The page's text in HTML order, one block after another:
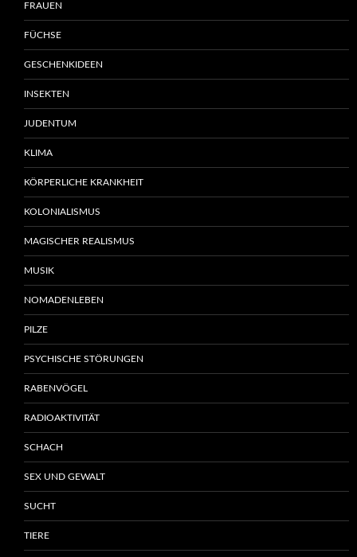
FRAUEN
FÜCHSE
GESCHENKIDEEN
INSEKTEN
JUDENTUM
KLIMA
KÖRPERLICHE KRANKHEIT
KOLONIALISMUS
MAGISCHER REALISMUS
MUSIK
NOMADENLEBEN
PILZE
PSYCHISCHE STÖRUNGEN
RABENVÖGEL
RADIOAKTIVITÄT
SCHACH
SEX UND GEWALT
SUCHT
TIERE